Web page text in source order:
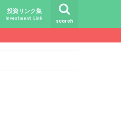
search
投資リンク集
Investment Link